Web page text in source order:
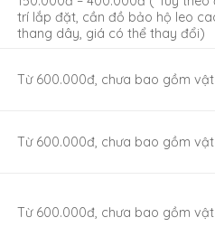
trí lắp đặt, cần đồ bảo hộ leo
thang dây, giá có thể thay đổi)
Từ 600.000đ, chưa bao gồm
Từ 600.000đ, chưa bao gồm
Từ 600.000đ, chưa bao gồm